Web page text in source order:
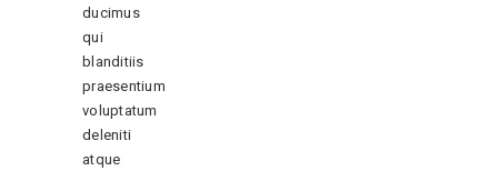
ducimus
qui
blanditiis
praesentium
voluptatum
deleniti
atque